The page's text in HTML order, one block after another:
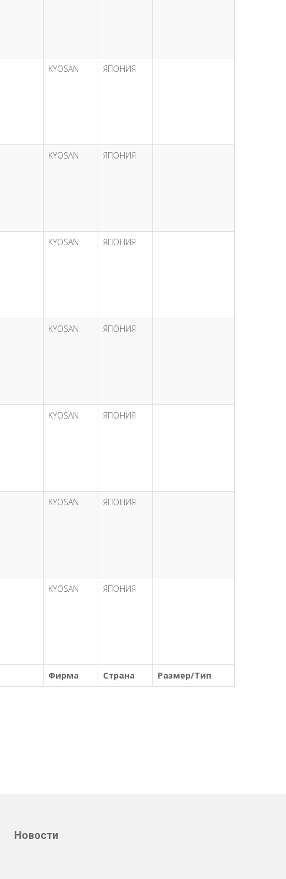
Фирма Страна Размер/Тип
KYOSAN ЯПОНИЯ
KYOSAN ЯПОНИЯ
KYOSAN ЯПОНИЯ
KYOSAN ЯПОНИЯ
KYOSAN ЯПОНИЯ
KYOSAN ЯПОНИЯ
KYOSAN ЯПОНИЯ
Новости